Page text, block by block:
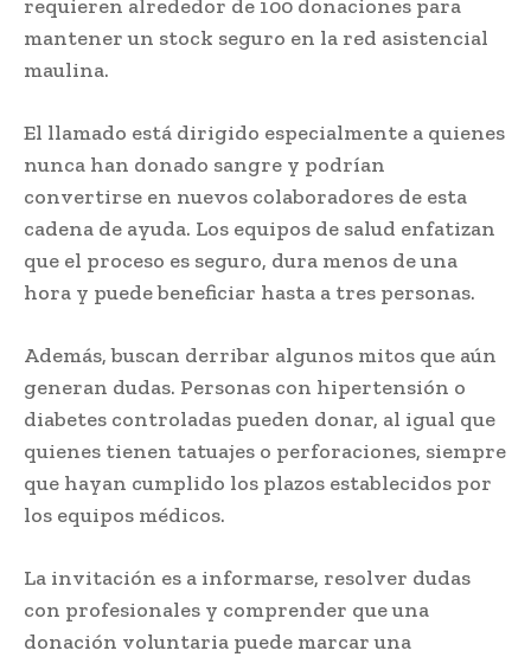
requieren alrededor de 100 donaciones para
mantener un stock seguro en la red asistencial
maulina.
El llamado está dirigido especialmente a quienes
nunca han donado sangre y podrían
convertirse en nuevos colaboradores de esta
cadena de ayuda. Los equipos de salud enfatizan
que el proceso es seguro, dura menos de una
hora y puede beneficiar hasta a tres personas.
Además, buscan derribar algunos mitos que aún
generan dudas. Personas con hipertensión o
diabetes controladas pueden donar, al igual que
quienes tienen tatuajes o perforaciones, siempre
que hayan cumplido los plazos establecidos por
los equipos médicos.
La invitación es a informarse, resolver dudas
con profesionales y comprender que una
donación voluntaria puede marcar una